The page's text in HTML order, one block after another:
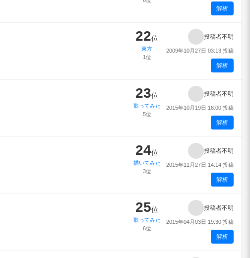
解析
22位
東方
1位
投稿者不明
2009年10月27日 03:13 投稿
解析
23位
歌ってみた
5位
投稿者不明
2015年10月19日 18:00 投稿
解析
24位
描いてみた
3位
投稿者不明
2015年11月27日 14:14 投稿
解析
25位
歌ってみた
6位
投稿者不明
2015年04月03日 19:30 投稿
解析